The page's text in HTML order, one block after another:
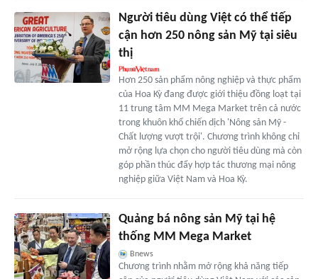
Người tiêu dùng Việt có thể tiếp
cận hơn 250 nông sản Mỹ tại siêu
thị
Hơn 250 sản phẩm nông nghiệp và thực phẩm
của Hoa Kỳ đang được giới thiệu đồng loạt tại
11 trung tâm MM Mega Market trên cả nước
trong khuôn khổ chiến dịch 'Nông sản Mỹ -
Chất lượng vượt trội'. Chương trình không chỉ
mở rộng lựa chọn cho người tiêu dùng mà còn
góp phần thúc đẩy hợp tác thương mại nông
nghiệp giữa Việt Nam và Hoa Kỳ.
Quảng bá nông sản Mỹ tại hệ
thống MM Mega Market
Bnews
Chương trình nhằm mở rộng khả năng tiếp